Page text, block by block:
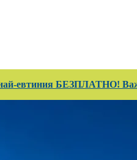
евтиния БЕЗПЛАТНО!